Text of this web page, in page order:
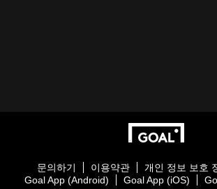
문의하기 이용약관 개인 정보 보호
Goal App (Android)
Goal App (iOS)